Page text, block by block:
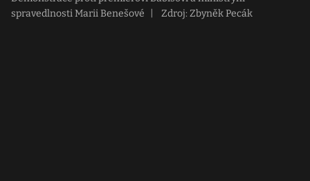
spravedlnosti Marii Benešové
Zdroj: Zbyněk Pecák